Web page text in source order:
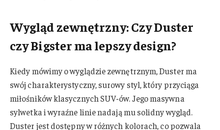
Wygląd zewnętrzny: Czy Duster
czy Bigster ma lepszy design?
Kiedy mówimy o wyglądzie zewnętrznym, Duster ma
swój charakterystyczny, surowy styl, który przyciąga
miłośników klasycznych SUV-ów. Jego masywna
sylwetka i wyraźne linie nadają mu solidny wygląd.
Duster jest dostępny w różnych kolorach, co pozwala